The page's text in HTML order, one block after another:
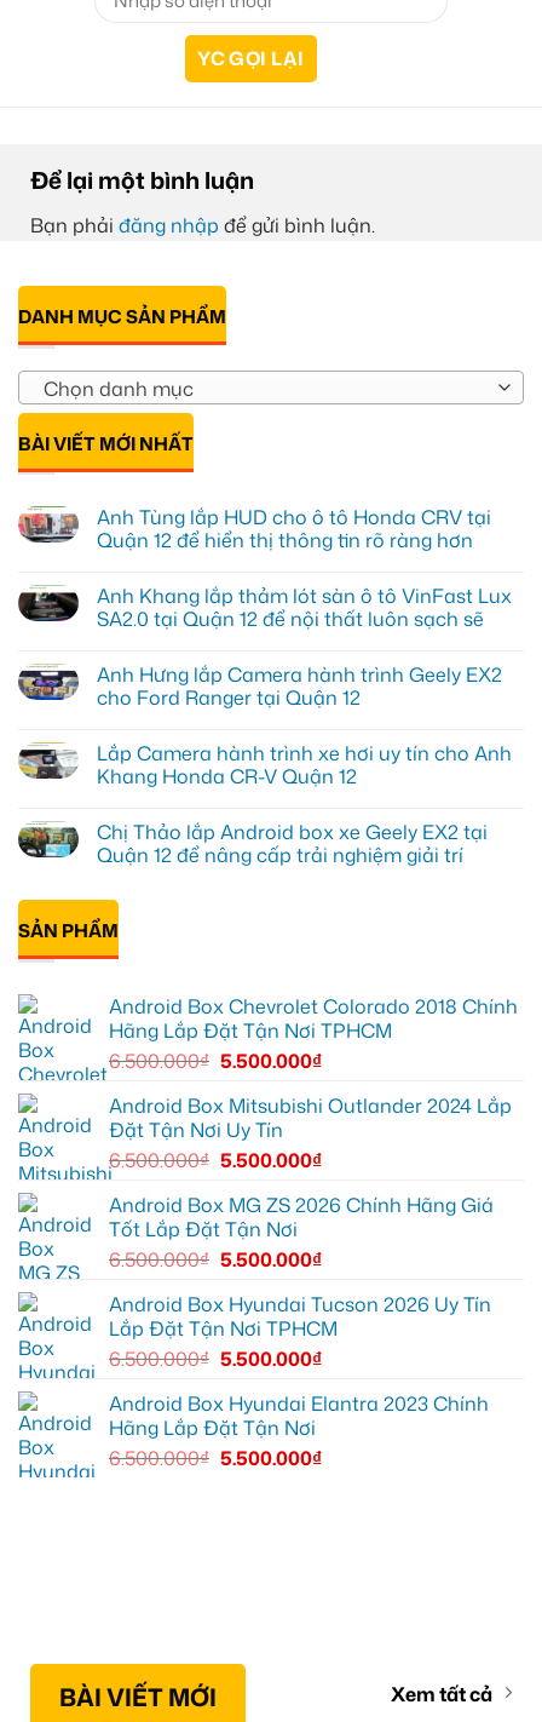
Để lại một bình luận
Bạn phải đăng nhập để gửi bình luận.
DANH MỤC SẢN PHẨM
Chọn danh mục
BÀI VIẾT MỚI NHẤT
Anh Tùng lắp HUD cho ô tô Honda CRV tại
Quận 12 để hiển thị thông tin rõ ràng hơn
bình
luận
ở
lắp
HUD
cho
Honda
CRV
tại
để
hiển
thị
tin
ràng
hơn
Anh Khang lắp thảm lót sàn ô tô VinFast Lux
SA2.0 tại Quận 12 để nội thất luôn sạch sẽ
bình
luận
ở
lắp
thảm
lót
tô
VinFast
Lux
tại
Quận
12
để
nội
sạch
Anh Hưng lắp Camera hành trình Geely EX2
cho Ford Ranger tại Quận 12
bình
luận
ở
lắp
Camera
hành
Geely
EX2
cho
Ford
Ranger
Lắp Camera hành trình xe hơi uy tín cho Anh
Khang Honda CR-V Quận 12
bình
luận
ở
Camera
hành
trình
xe
hơi
cho
Anh
Khang
Honda
CR-
V
Quận
Chị Thảo lắp Android box xe Geely EX2 tại
Quận 12 để nâng cấp trải nghiệm giải trí
có
luận
ở
Chị
Android
box
Geely
EX2
tại
Quận
để
cấp
trải
nghiệm
giải
SẢN PHẨM
Android Box Chevrolet Colorado 2018 Chính
Hãng Lắp Đặt Tận Nơi TPHCM
6.500.000₫ 5.500.000₫
Android Box Mitsubishi Outlander 2024 Lắp
Đặt Tận Nơi Uy Tín
6.500.000₫ 5.500.000₫
Android Box MG ZS 2026 Chính Hãng Giá
Tốt Lắp Đặt Tận Nơi
6.500.000₫ 5.500.000₫
Android Box Hyundai Tucson 2026 Uy Tín
Lắp Đặt Tận Nơi TPHCM
6.500.000₫ 5.500.000₫
Android Box Hyundai Elantra 2023 Chính
Hãng Lắp Đặt Tận Nơi
6.500.000₫ 5.500.000₫
BÀI VIẾT MỚI Xem tất cả